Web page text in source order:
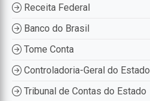
Receita Federal
Banco do Brasil
Tome Conta
Controladoria-Geral do Estado
Tribunal de Contas do Estado